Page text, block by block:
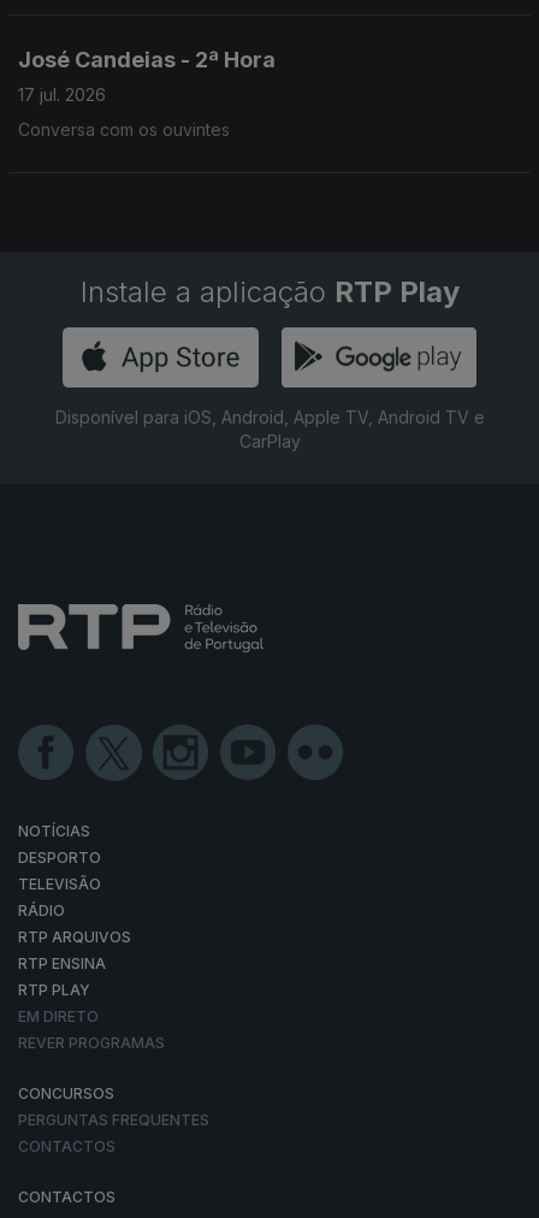
José Candeias - 2ª Hora
17 jul. 2026
Conversa com os ouvintes
Instale a aplicação RTP Play
Disponível para iOS, Android, Apple TV, Android TV e
CarPlay
NOTÍCIAS
DESPORTO
TELEVISÃO
RÁDIO
RTP ARQUIVOS
RTP ENSINA
RTP PLAY
EM DIRETO
REVER PROGRAMAS
CONCURSOS
PERGUNTAS FREQUENTES
CONTACTOS
CONTACTOS